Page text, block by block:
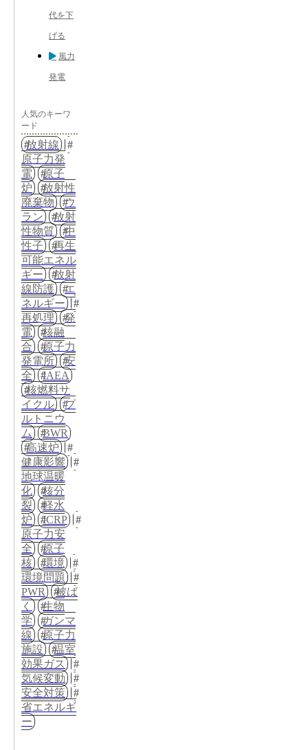
代を下
げる
風力
発電
人気のキーワ
ード
放射線
原子力発
電
原子
炉
放射性
廃棄物
ウ
ラン
放射
性物質
中
性子
再生
可能エネル
ギー
放射
線防護
エ
ネルギー
再処理
発
電
核融
合
原子力
発電所
安
全
IAEA
核燃料サ
イクル
プ
ルトニウ
ム
BWR
高速炉
健康影響
地球温暖
化
核分
裂
軽水
炉
ICRP
原子力安
全
原子
核
環境
環境問題
PWR
被ば
く
生物
学
ガンマ
線
原子力
施設
温室
効果ガス
気候変動
安全対策
省エネルギ
ー